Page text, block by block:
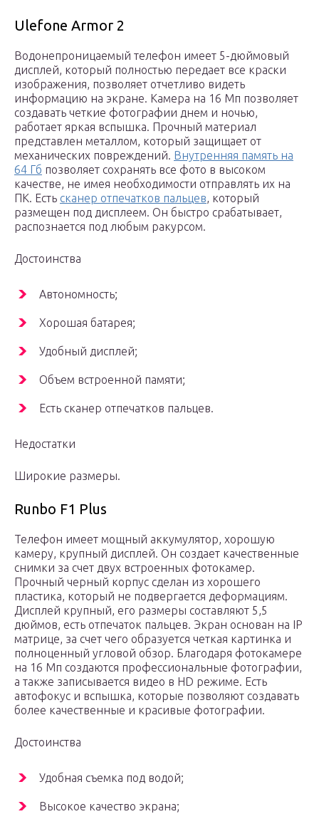
Ulefone Armor 2
Водонепроницаемый телефон имеет 5-дюймовый
дисплей, который полностью передает все краски
изображения, позволяет отчетливо видеть
информацию на экране. Камера на 16 Мп позволяет
создавать четкие фотографии днем и ночью,
работает яркая вспышка. Прочный материал
представлен металлом, который защищает от
механических повреждений. Внутренняя память на
64 Гб позволяет сохранять все фото в высоком
качестве, не имея необходимости отправлять их на
ПК. Есть сканер отпечатков пальцев, который
размещен под дисплеем. Он быстро срабатывает,
распознается под любым ракурсом.
Достоинства
Автономность;
Хорошая батарея;
Удобный дисплей;
Объем встроенной памяти;
Есть сканер отпечатков пальцев.
Недостатки
Широкие размеры.
Runbo F1 Plus
Телефон имеет мощный аккумулятор, хорошую
камеру, крупный дисплей. Он создает качественные
снимки за счет двух встроенных фотокамер.
Прочный черный корпус сделан из хорошего
пластика, который не подвергается деформациям.
Дисплей крупный, его размеры составляют 5,5
дюймов, есть отпечаток пальцев. Экран основан на IP
матрице, за счет чего образуется четкая картинка и
полноценный угловой обзор. Благодаря фотокамере
на 16 Мп создаются профессиональные фотографии,
а также записывается видео в HD режиме. Есть
автофокус и вспышка, которые позволяют создавать
более качественные и красивые фотографии.
Достоинства
Удобная съемка под водой;
Высокое качество экрана;